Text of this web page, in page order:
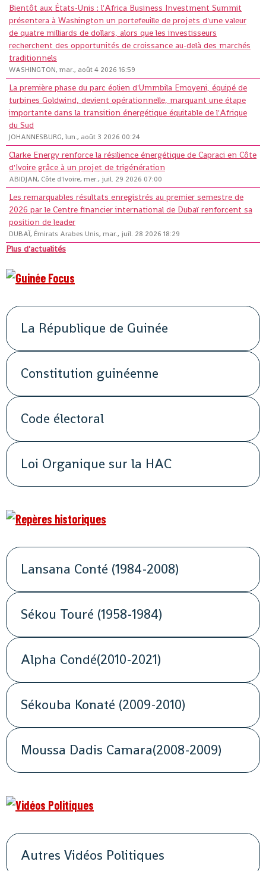
Bientôt aux États-Unis : l'Africa Business Investment Summit
présentera à Washington un portefeuille de projets d'une valeur
de quatre milliards de dollars, alors que les investisseurs
recherchent des opportunités de croissance au-delà des marchés
traditionnels
WASHINGTON, mar., août 4 2026 16:59
La première phase du parc éolien d'Ummbila Emoyeni, équipé de
turbines Goldwind, devient opérationnelle, marquant une étape
importante dans la transition énergétique équitable de l'Afrique
du Sud
JOHANNESBURG, lun., août 3 2026 00:24
Clarke Energy renforce la résilience énergétique de Capraci en Côte
d'Ivoire grâce à un projet de trigénération
ABIDJAN, Côte d'Ivoire, mer., juil. 29 2026 07:00
Les remarquables résultats enregistrés au premier semestre de
2026 par le Centre financier international de Dubaï renforcent sa
position de leader
DUBAÏ, Émirats Arabes Unis, mar., juil. 28 2026 18:29
Plus d'actualités
La République de Guinée
Constitution guinéenne
Code électoral
Loi Organique sur la HAC
Lansana Conté (1984-2008)
Sékou Touré (1958-1984)
Alpha Condé(2010-2021)
Sékouba Konaté (2009-2010)
Moussa Dadis Camara(2008-2009)
Autres Vidéos Politiques